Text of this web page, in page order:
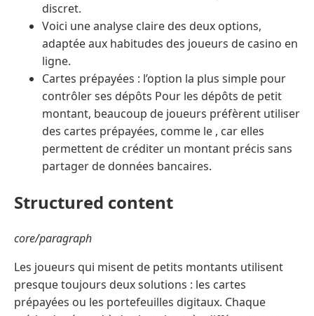
discret.
Voici une analyse claire des deux options,
adaptée aux habitudes des joueurs de casino en
ligne.
Cartes prépayées : l’option la plus simple pour
contrôler ses dépôts Pour les dépôts de petit
montant, beaucoup de joueurs préfèrent utiliser
des cartes prépayées, comme le , car elles
permettent de créditer un montant précis sans
partager de données bancaires.
Structured content
core/paragraph
Les joueurs qui misent de petits montants utilisent
presque toujours deux solutions : les cartes
prépayées ou les portefeuilles digitaux. Chaque